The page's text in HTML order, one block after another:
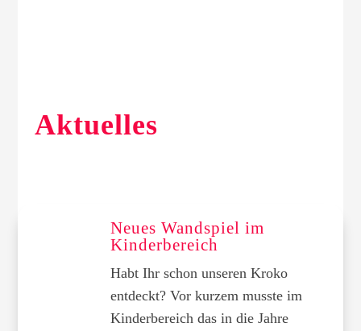
Aktuelles
Neues Wandspiel im
Kinderbereich
Habt Ihr schon unseren Kroko
entdeckt? Vor kurzem musste im
Kinderbereich das in die Jahre